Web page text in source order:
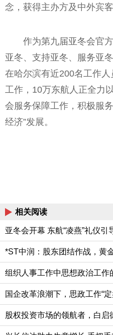
念，获得主办方及中外宾客
作为第九届亚冬会官
亚冬、支持亚冬、服务亚
在哈尔滨有近200名工作人
工作，10万东航人正全力
会服务保障工作，积极服
经济”发展。
相关阅读
亚冬会开幕 东航“凌燕”礼仪引
*ST中润：股东团结作战，黄
组织人事工作中思想政治工作
国企改革浪潮下，思政工作“
股权投资市场的领航者，白